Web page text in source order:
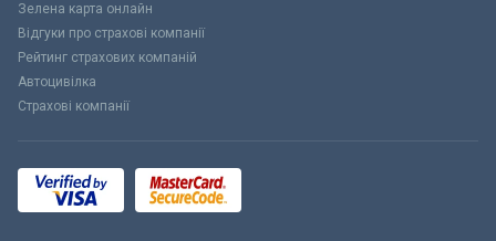
Зелена карта онлайн
Відгуки про страхові компанії
Рейтинг страхових компаній
Автоцивілка
Страхові компанії